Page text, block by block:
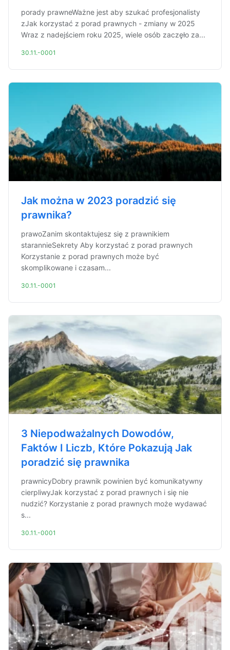
porady prawneWażne jest aby szukać profesjonalisty
zJak korzystać z porad prawnych - zmiany w 2025
Wraz z nadejściem roku 2025, wiele osób zaczęło za...
30.11.-0001
Jak można w 2023 poradzić się
prawnika?
prawoZanim skontaktujesz się z prawnikiem
starannieSekrety Aby korzystać z porad prawnych
Korzystanie z porad prawnych może być
skomplikowane i czasam...
30.11.-0001
3 Niepodważalnych Dowodów,
Faktów I Liczb, Które Pokazują Jak
poradzić się prawnika
prawnicyDobry prawnik powinien być komunikatywny
cierpliwyJak korzystać z porad prawnych i się nie
nudzić? Korzystanie z porad prawnych może wydawać
s...
30.11.-0001